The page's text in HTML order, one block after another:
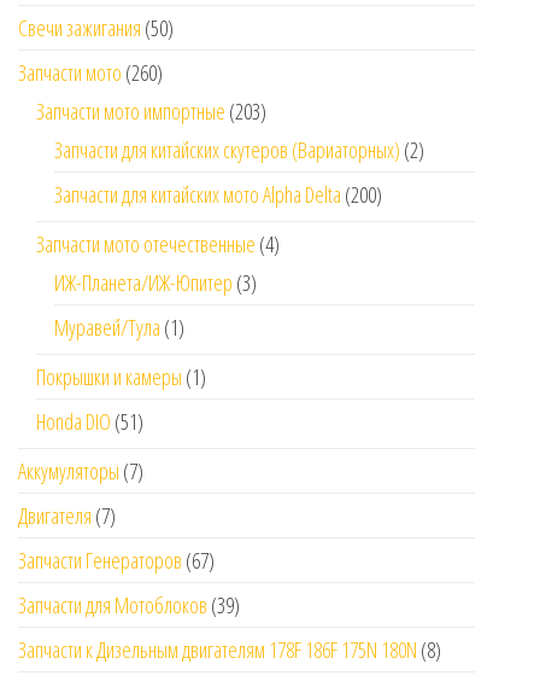
Свечи зажигания (50)
Запчасти мото (260)
Запчасти мото импортные (203)
Запчасти для китайских скутеров (Вариаторных) (2)
Запчасти для китайских мото Alpha Delta (200)
Запчасти мото отечественные (4)
ИЖ-Планета/ИЖ-Юпитер (3)
Муравей/Тула (1)
Покрышки и камеры (1)
Honda DIO (51)
Аккумуляторы (7)
Двигателя (7)
Запчасти Генераторов (67)
Запчасти для Мотоблоков (39)
Запчасти к Дизельным двигателям 178F 186F 175N 180N (8)